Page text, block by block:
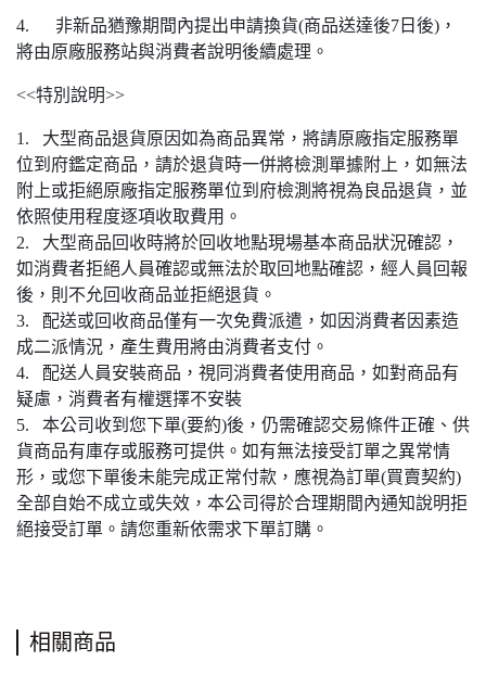
4. 非新品猶豫期間內提出申請換貨(商品送達後7日後)，
將由原廠服務站與消費者說明後續處理。
<<特別說明>>
1. 大型商品退貨原因如為商品異常，將請原廠指定服務單
位到府鑑定商品，請於退貨時一併將檢測單據附上，如無法
附上或拒絕原廠指定服務單位到府檢測將視為良品退貨，並
依照使用程度逐項收取費用。
2. 大型商品回收時將於回收地點現場基本商品狀況確認，
如消費者拒絕人員確認或無法於取回地點確認，經人員回報
後，則不允回收商品並拒絕退貨。
3. 配送或回收商品僅有一次免費派遣，如因消費者因素造
成二派情況，產生費用將由消費者支付。
4. 配送人員安裝商品，視同消費者使用商品，如對商品有
疑慮，消費者有權選擇不安裝
5. 本公司收到您下單(要約)後，仍需確認交易條件正確、供
貨商品有庫存或服務可提供。如有無法接受訂單之異常情
形，或您下單後未能完成正常付款，應視為訂單(買賣契約)
全部自始不成立或失效，本公司得於合理期間內通知說明拒
絕接受訂單。請您重新依需求下單訂購。
相關商品